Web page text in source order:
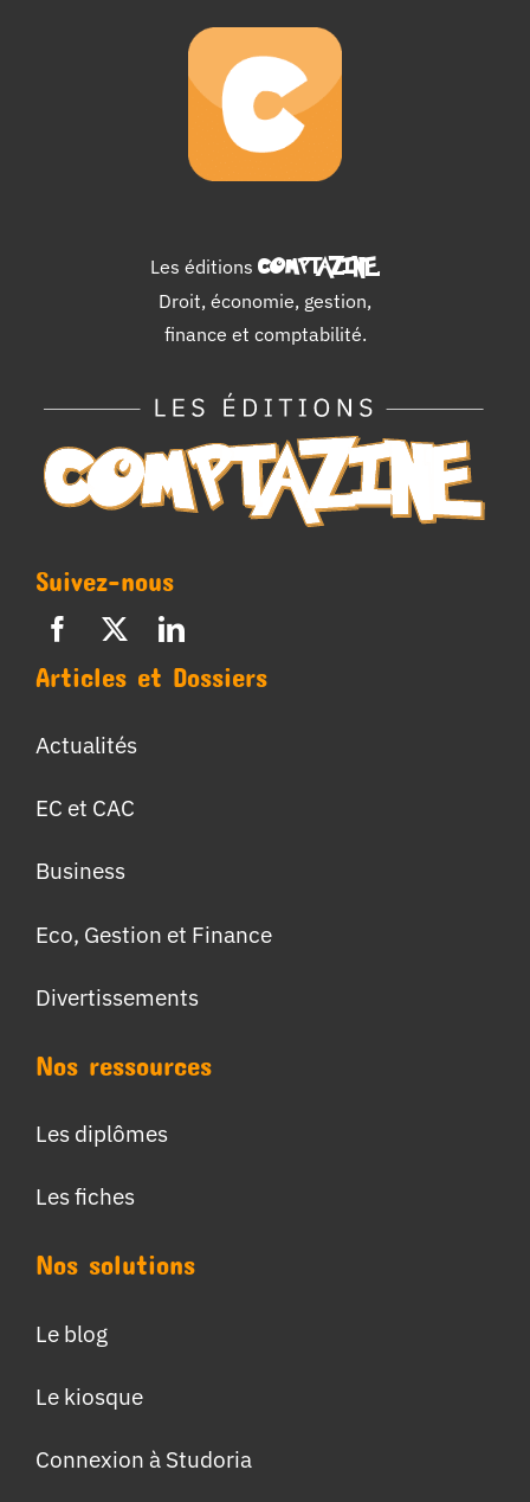
Les éditions COMPTAZINE.
Droit, économie, gestion,
finance et comptabilité.
Suivez-nous
Articles et Dossiers
Actualités
EC et CAC
Business
Eco, Gestion et Finance
Divertissements
Nos ressources
Les diplômes
Les fiches
Nos solutions
Le blog
Le kiosque
Connexion à Studoria